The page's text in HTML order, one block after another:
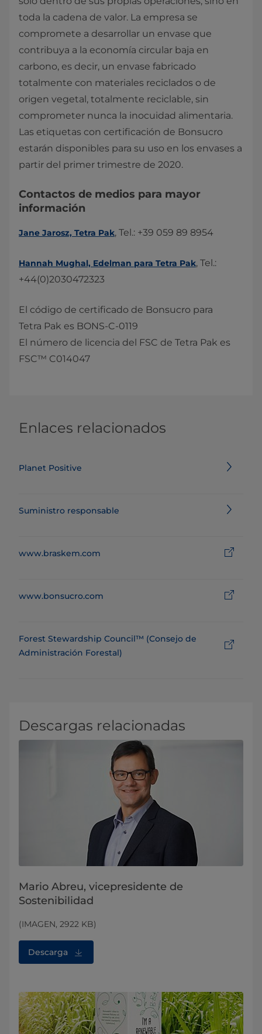
toda la cadena de valor. La empresa se
compromete a desarrollar un envase que
contribuya a la economía circular baja en
carbono, es decir, un envase fabricado
totalmente con materiales reciclados o de
origen vegetal, totalmente reciclable, sin
comprometer nunca la inocuidad alimentaria.
Las etiquetas con certificación de Bonsucro
estarán disponibles para su uso en los envases a
partir del primer trimestre de 2020.​
Contactos de medios para mayor
información
Jane Jarosz, Tetra Pak, Tel.: +39 059 89 8954
Hannah Mughal, ​Edelman para Tetra Pak​, Tel.:
+44(0)2030472323 ​
El código de certificado de Bonsucro para
Tetra Pak es BONS-C-0119​
El número de licencia del FSC de Tetra Pak es
FSC™ C014047
Enlaces relacionados
Planet Positive
Suministro responsable
www.braskem.com
www.bonsucro.com
Forest Stewardship Council™ (Consejo de
Administración Forestal)
Descargas relacionadas
Mario Abreu, vicepresidente de
Sostenibilidad
(IMAGEN, 2922 KB)
Descarga